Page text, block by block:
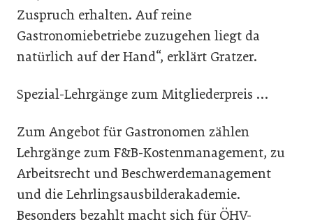
Zuspruch erhalten. Auf reine
Gastronomiebetriebe zuzugehen liegt da
natürlich auf der Hand“, erklärt Gratzer.
Spezial-Lehrgänge zum Mitgliederpreis …
Zum Angebot für Gastronomen zählen
Lehrgänge zum F&B-Kostenmanagement, zu
Arbeitsrecht und Beschwerdemanagement
und die Lehrlingsausbilderakademie.
Besonders bezahlt macht sich für ÖHV-